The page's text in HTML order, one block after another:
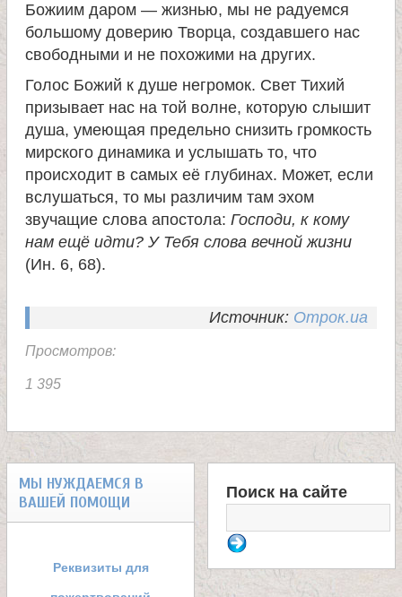
Божиим даром — жизнью, мы не радуемся
большому доверию Творца, создавшего нас
свободными и не похожими на других.
Голос Божий к душе негромок. Свет Тихий
призывает нас на той волне, которую слышит
душа, умеющая предельно снизить громкость
мирского динамика и услышать то, что
происходит в самых её глубинах. Может, если
вслушаться, то мы различим там эхом
звучащие слова апостола: Господи, к кому
нам ещё идти? У Тебя слова вечной жизни
(Ин. 6, 68).
Источник: Отрок.ua
Просмотров:
1 395
МЫ НУЖДАЕМСЯ В
ВАШЕЙ ПОМОЩИ
Реквизиты для
Ф
о
Поиск на сайте